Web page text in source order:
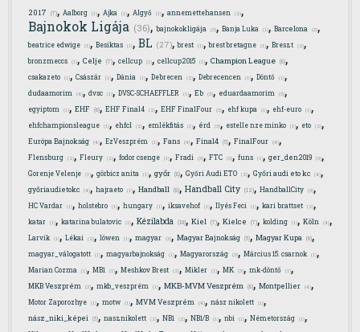
2017 (7), Aalborg (1), Ajka (1), Algyő (1), annemettehansen (2),
Bajnokok Ligája (36), bajnokokligája (3), Banja Luka (1), Barcelona (3),
beatrice edwige (1), Besiktas (1), BL (27),brest (1),brest bretagne (1), Breszt (2),
bronzmeccs (1), Celje (7), cellcup (1), cellcup2015 (1), Champion League (8),
csakazeto (1), Császár (1), Dánia (1), Debrecen (2), Debrecencen (1), Döntő (1),
dudaamorim (4), dvsc (1), DVSC-SCHAEFFLER (1), Eb (3), eduardaamorim (3),
egyiptom (1), EHF (6), EHF Final4 (2), EHF FinalFour (3), ehf kupa (1), ehf-euro (1),
ehfchampionsleague (1), ehfcl (2), emlékfitás (1), érd (3), estelle nze minko (1), eto (2),
Európa Bajnokság (4), EzVeszprém (1), Fans (4), Final4 (5), FinalFour (4),
Flensburg (2), Fleury (2), fodor csenge (1), Fradi (3), FTC (3), funs (1), ger_den2019 (3),
Gorenje Velenje (1), görbicz anita (1), győr (8), Győri Audi ETO (2), Győri audi eto kc (4),
győriaudietokc (4), hajraeto (1), Handball (8), Handball City (12), HandballCity (3),
HC Vardar (1), holstebro (1), hungary (1), iksavehof (1), Ilyés Feci (1), kari brattset (2),
katar (1), katarina bulatovic (1), Kézilabda (10), Kiel (7), Kielce (7), kolding (1), Köln (4),
Larvik (1), Lékai (2), löwen (1), magyar (3), Magyar Bajnokság (5), Magyar Kupa (6),
magyar_válogatott (1), magyarbajnokság (1), Magyarország (3), Március 15. csarnok (1),
Marian Cozma (1), MB1 (1), Meshkov Brest (2), Mikler (1), MK (3), mk-döntő (1),
MKB Veszprém (3), mkb_veszprém (1), MKB-MVM Veszprém (8), Montpellier (4),
Motor Zaporozhye (1), motw (1), MVM Veszprém (4), nász nikolett (1),
nász_niki_képei (5), nasznikolett (2), NB1 (2), NB1/B (1), nbi (1), Németország (1),